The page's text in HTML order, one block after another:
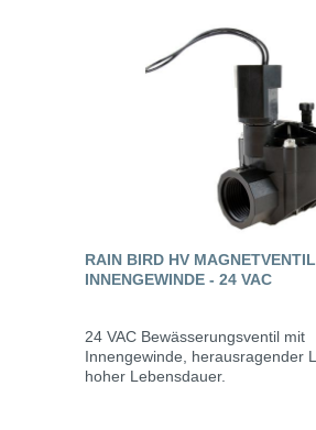
RAIN BIRD HV
INNENGEWINDE - 24 VAC
24 VAC Bewässerungsventil mit
Innengewinde, herausragender
hoher Lebensdauer.